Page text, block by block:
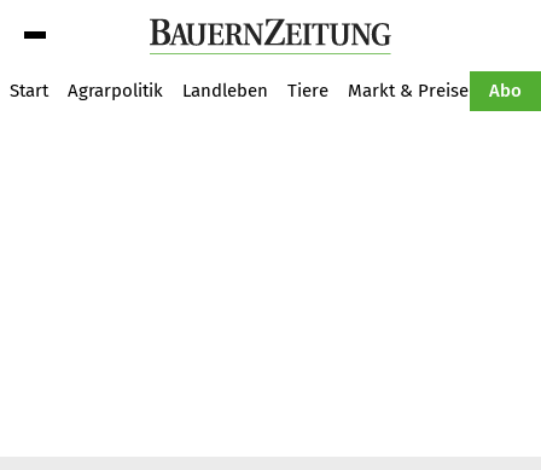
Start Agrarpolitik Landleben Tiere Markt & Preise Abo